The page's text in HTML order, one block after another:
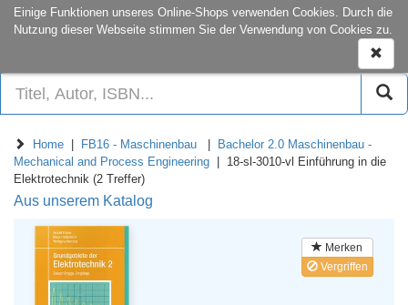
Einige Funktionen unseres Online-Shops verwenden Cookies. Durch die
Nutzung dieser Webseite stimmen Sie der Verwendung von Cookies zu.
onCampus:S1|03 +49 6151-16-22444
ein-/
Home FB16 - Maschinenbau
Bachelor 2.0 Maschinenbau -
Mechanical and Process Engineering | 18-sl-3010-vl Einführung in die
Elektrotechnik (2 Treffer)
Aus unserem Katalog
Merken
Vergriffen